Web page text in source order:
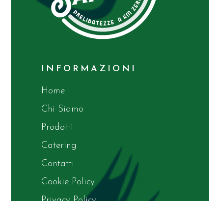
INFORMAZIONI
Home
Chi Siamo
Prodotti
Catering
Contatti
Cookie Policy